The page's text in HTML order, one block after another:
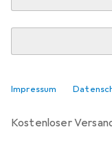
Impressum
Lieferort
Kostenloser